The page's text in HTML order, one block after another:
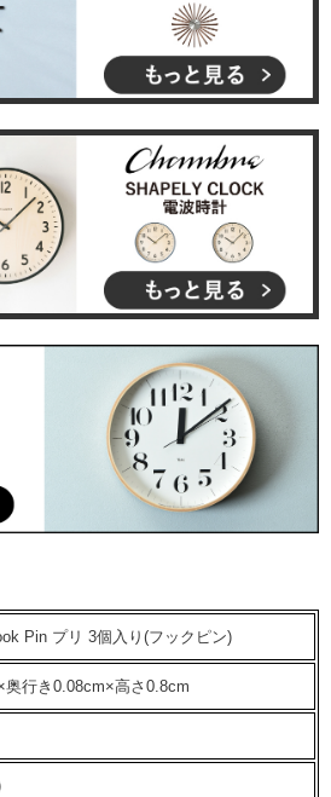
Pin プリ 3個入り(フックピン)
奥行き0.08cm×高さ0.8cm